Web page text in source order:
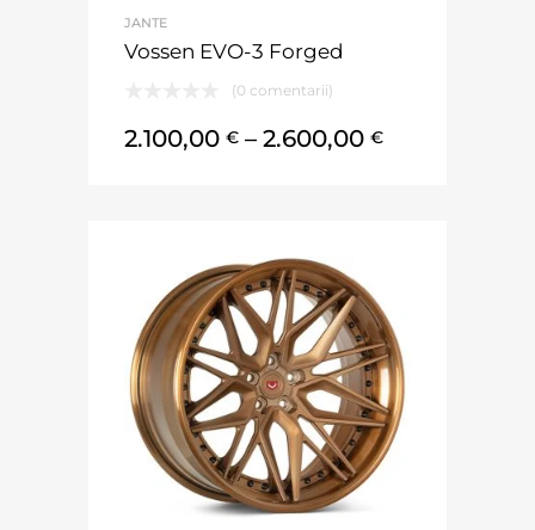
JANTE
Vossen EVO-3 Forged
(0 comentarii)
2.100,00 € – 2.600,00 €